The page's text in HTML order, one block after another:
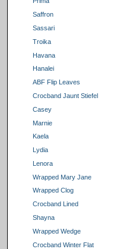
Saffron
Sassari
Troika
Havana
Hanalei
ABF Flip Leaves
Crocband Jaunt Stiefel
Casey
Marnie
Kaela
Lydia
Lenora
Wrapped Mary Jane
Wrapped Clog
Crocband Lined
Shayna
Wrapped Wedge
Crocband Winter Flat